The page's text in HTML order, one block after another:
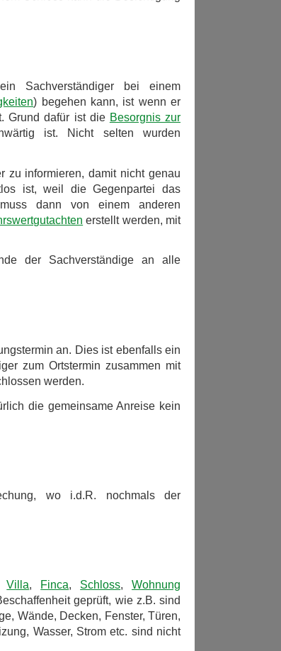
Sachverständiger bei einem
) begehen kann, ist wenn er
Grund dafür ist die Besorgnis zur
ist. Nicht selten wurden
zu informieren, damit nicht genau
ist, weil die Gegenpartei das
dann von einem anderen
erstellt werden, mit
der Sachverständige an alle
an. Dies ist ebenfalls ein
zum Ortstermin zusammen mit
werden.
die gemeinsame Anreise kein
wo i.d.R. nochmals der
Villa, Finca, Schloss,Wohnung
geprüft, wie z.B. sind
Wände, Decken, Fenster, Türen,
Wasser, Strom etc. sind nicht